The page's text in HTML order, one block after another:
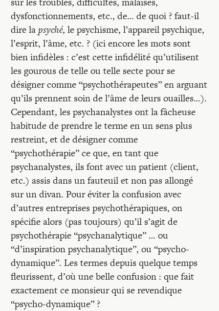
dysfonctionnements, etc., de… de quoi ? faut-il
dire lapsyché, le psychisme, l’appareil psychique,
l’esprit, l’âme, etc. ? (ici encore les mots sont
bien infidèles : c’est cette infidélité qu’utilisent
les gourous de telle ou telle secte pour se
désigner comme “psychothérapeutes” en arguant
qu’ils prennent soin de l’âme de leurs ouailles…).
Cependant, les psychanalystes ont la fâcheuse
habitude de prendre le terme en un sens plus
restreint, et de désigner comme
“psychothérapie” ce que, en tant que
psychanalystes, ils font avec un patient (client,
etc.) assis dans un fauteuil et non pas allongé
sur un divan. Pour éviter la confusion avec
d’autres entreprises psychothérapiques, on
spécifie alors (pas toujours) qu’il s’agit de
psychothérapie “psychanalytique” … ou
“d’inspiration psychanalytique”, ou “psycho-
dynamique”. Les termes depuis quelque temps
fleurissent, d’où une belle confusion : que fait
exactement ce monsieur qui se revendique
“psycho-dynamique” ?